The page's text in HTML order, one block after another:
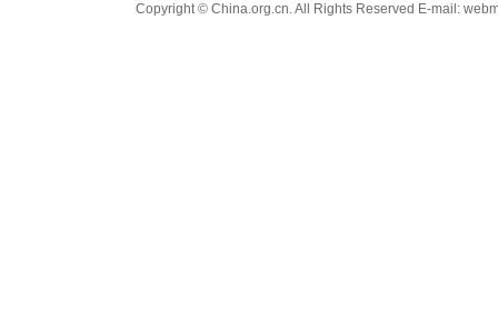
Copyright © China.org.cn. All Rights Reserved E-mail: